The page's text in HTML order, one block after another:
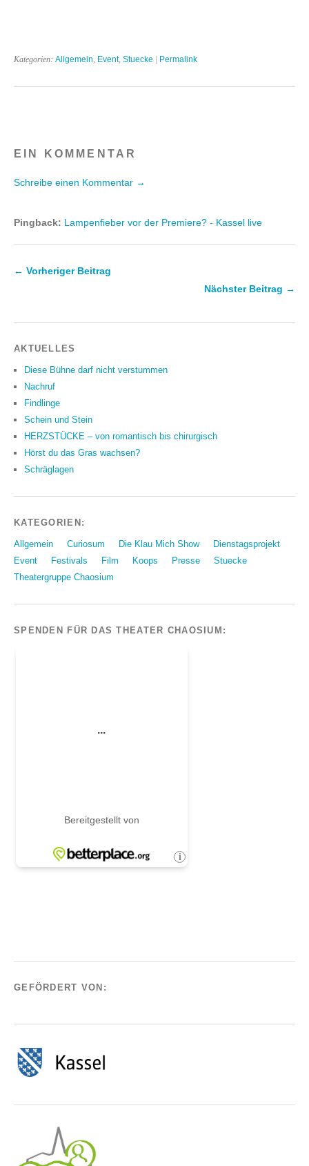
Kategorien: Allgemein Event, Stuecke | Permalink
EIN KOMMENTAR
Schreibe einen Kommentar →
Pingback: Lampenfieber vor der Premiere? - Kassel live
← Vorheriger Beitrag
Nächster Beitrag →
AKTUELLES
Diese Bühne darf nicht verstummen
Nachruf
Findlinge
Schein und Stein
HERZSTÜCKE – von romantisch bis chirurgisch
Hörst du das Gras wachsen?
Schräglagen
KATEGORIEN:
Allgemein Curiosum Die Klau Mich Show
Dienstagsprojekt
Event
Festivals Film Koops Presse
Stuecke
Theatergruppe Chaosium
SPENDEN FÜR DAS THEATER CHAOSIUM:
GEFÖRDERT VON: